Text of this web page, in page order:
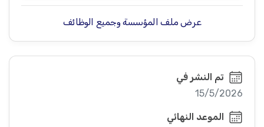
عرض ملف المؤسسة وجميع الوظائف
تم النشر في
15/5/2026
الموعد النهائي